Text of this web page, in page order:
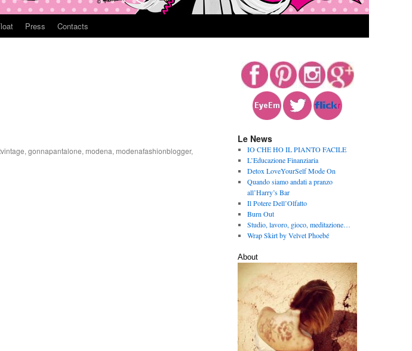
Press Contacts
, gonnapantalone, modena, modenafashionblogger,
Le News
IO CHE HO IL PIANTO FACILE
L’Educazione Finanziaria
Detox LoveYourSelf Mode On
Quando siamo andati a pranzo
all’Harry’s Bar
Il Potere Dell’Olfatto
Burn Out
Studio, lavoro, gioco, meditazione…
Wrap Skirt by Velvet Phoebé
About